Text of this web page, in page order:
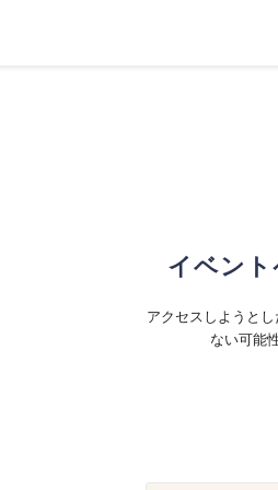
イベント
アクセスしようと
ない可能